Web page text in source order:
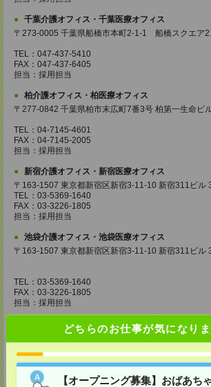
どちらのお仕事が気になり
【オープニング募集】おばあち
千葉介護オフィス・千葉医療オフィス
〒273-0005 千葉県船橋市本町2-1-1 船橋スクエ
TEL：047-437-5410
FAX：047-437-6405
担当：採用担当
柏介護オフィス・柏医療オフィス
〒277-0842 千葉県柏市末広町7番3号 柏第一生命ビ
TEL：04-7145-4601
FAX：04-7145-2005
担当：採用担当
新宿介護オフィス・新宿医療オフィス
〒163-1507 東京都新宿区新宿3-11-10 新宿311ビル
TEL：03-5369-1640
FAX：03-3226-1805
担当：採用担当
池袋介護オフィス・池袋医療オフィス
〒163-1507 東京都新宿区新宿3-11-10 新宿311ビル
TEL：03-5369-1640
FAX：03-3226-1805
担当：採用担当
錦糸町介護オフィス・錦糸町医療オフィス
〒130-0013 東京都墨田区錦糸一丁目2番1号 アルカ
TEL：03-5637-1151
FAX：03-5637-1388
担当：採用担当